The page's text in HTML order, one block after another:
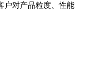
户对产品粒度、性能